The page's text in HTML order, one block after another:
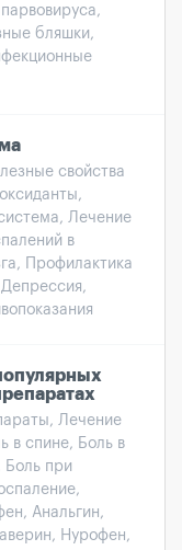
бляшки,
свойства
Лечение
в
Профилактика
Лечение
в спине, Боль в
Боль при
Анальгин,
Нурофен,